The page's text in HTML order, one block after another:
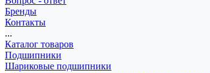
Бренды
Контакты
...
Каталог товаров
Подшипники
Шариковые подшипники